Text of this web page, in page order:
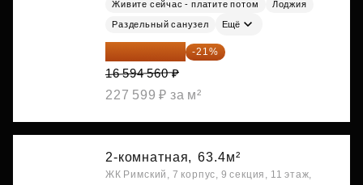
Живите сейчас - платите потом
Лоджия
Раздельный санузел Ещё
13 109 702 ₽ -21%
16 594 560 ₽
227 599 ₽ за м²
2-комнатная, 63.4м²
ЖК Римский, 7 корпус, 9 секция, 11 этаж,